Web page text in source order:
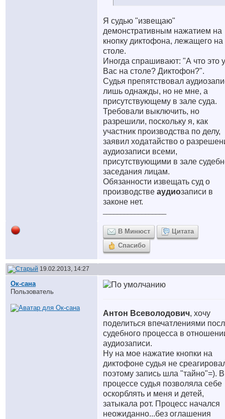
Я судью "извещаю"
демонстративным нажатием на
кнопку диктофона, лежащего на
столе.
Иногда спрашивают: "А что это у
Вас на столе? Диктофон?".
Судья препятствовал
лишь однажды, но не мне, а
присутствующему в зале суда.
Требовали выключить, но
разрешили, поскольку я, как
участник производства по делу,
заявил ходатайство о
аудиозаписи всеми,
присутствующими в зале
заседания лицам.
Обязанности извещать суд о
производстве аудиозаписи в
законе нет.
В Минюст
Цитата
Спасибо
19.02.2013, 14:27
Ок-сана
Пользователь
Антон Всеволодович, хочу
поделиться впечатлениями
судебного процесса в
аудиозаписи.
Ну на мое нажатие кнопки на
диктофоне судья не
поэтому запись шла "тайно"=). В
процессе судья позволяла себе
оскорблять и меня и детей,
затыкала рот. Процесс начался
неожиданно...без оглашения